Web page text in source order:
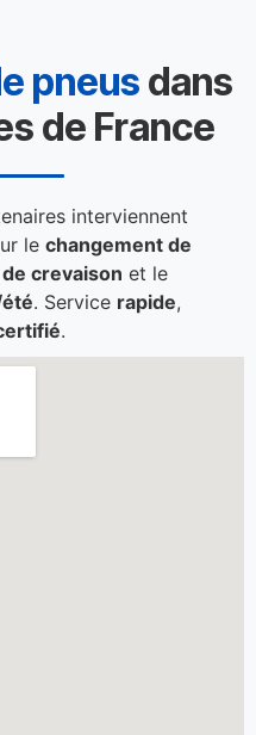
pneus dans
de France
interviennent
lechangement de
crevaison et le
. Service rapide,
.